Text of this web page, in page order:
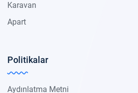
Karavan
Apart
Politikalar
Aydınlatma Metni